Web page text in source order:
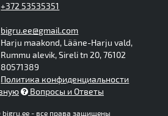
+372 53535351
bigru.ee@gmail.com
Harju maakond, Lääne-Harju vald,
Rummu alevik, Sireli tn 20, 76102
80571389
Политика конфиденциальности
Вопросы и Ответы
- все права защищены